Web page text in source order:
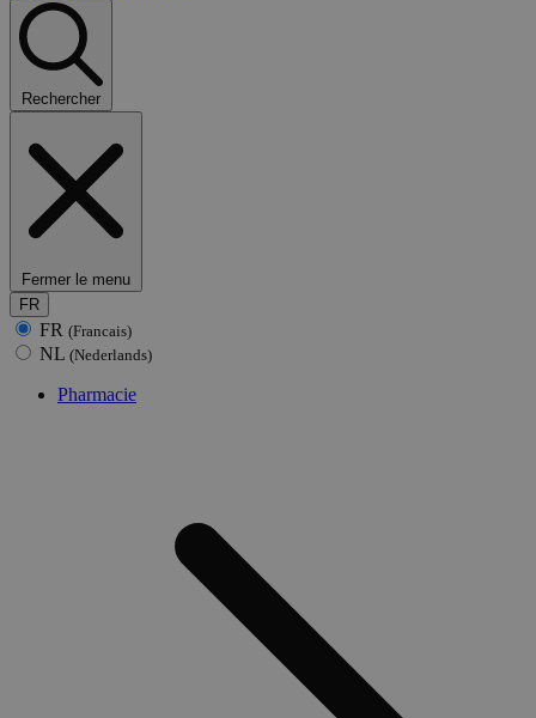
Rechercher
Fermer le menu
FR
FR (Francais)
NL (Nederlands)
Pharmacie